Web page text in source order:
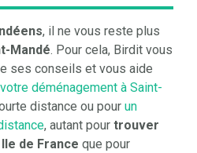
, il ne vous reste plus
Mandé. Pour cela, Birdit vous
ses conseils et vous aide
déménagement à Saint-
distance ou pour un
, autant pour trouver
de France que pour